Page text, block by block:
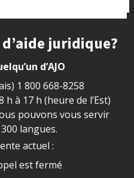
juridique?
d’AJO
1 800 668-8258
à 17 h (heure de l’Est)
pouvons vous servir
langues.
actuel :
est fermé